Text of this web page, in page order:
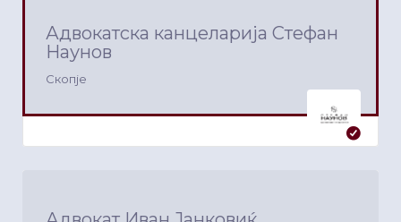
Адвокатска канцеларија Стефан
Наунов
Скопје